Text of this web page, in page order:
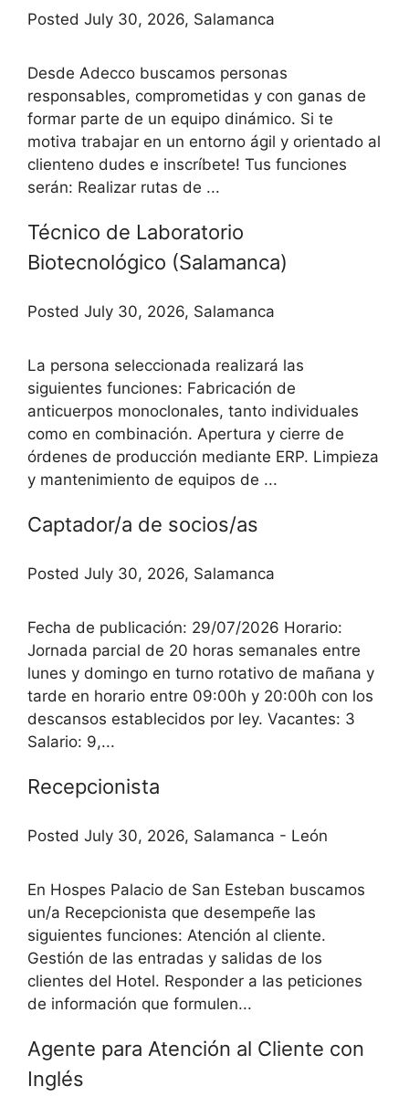
Posted July 30, 2026, Salamanca
Desde Adecco buscamos personas
responsables, comprometidas y con ganas de
formar parte de un equipo dinámico. Si te
motiva trabajar en un entorno ágil y orientado al
clienteno dudes e inscríbete! Tus funciones
serán: Realizar rutas de ...
Técnico de Laboratorio
Biotecnológico (Salamanca)
Posted July 30, 2026, Salamanca
La persona seleccionada realizará las
siguientes funciones: Fabricación de
anticuerpos monoclonales, tanto individuales
como en combinación. Apertura y cierre de
órdenes de producción mediante ERP. Limpieza
y mantenimiento de equipos de ...
Captador/a de socios/as
Posted July 30, 2026, Salamanca
Fecha de publicación: 29/07/2026 Horario:
Jornada parcial de 20 horas semanales entre
lunes y domingo en turno rotativo de mañana y
tarde en horario entre 09:00h y 20:00h con los
descansos establecidos por ley. Vacantes: 3
Salario: 9,...
Recepcionista
Posted July 30, 2026, Salamanca - León
En Hospes Palacio de San Esteban buscamos
un/a Recepcionista que desempeñe las
siguientes funciones: Atención al cliente.
Gestión de las entradas y salidas de los
clientes del Hotel. Responder a las peticiones
de información que formulen...
Agente para Atención al Cliente con
Inglés